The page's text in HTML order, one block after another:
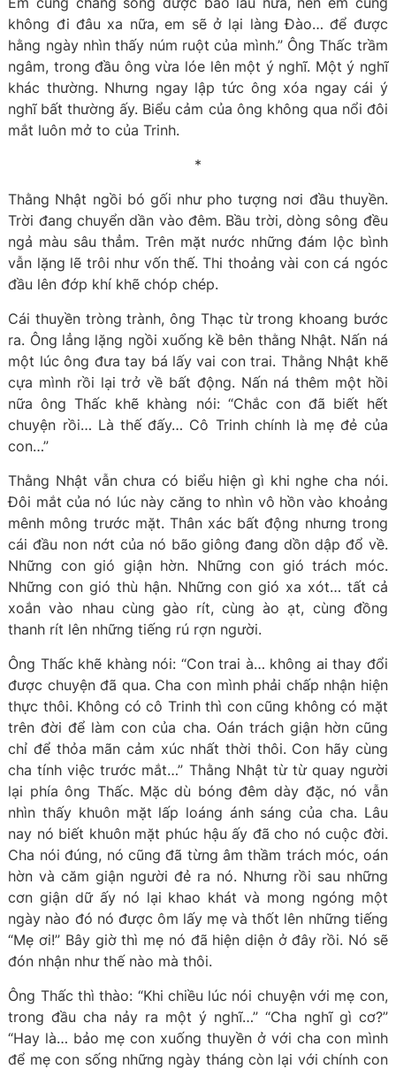
không đi đâu xa nữa, em sẽ ở lại làng Đào… để được
hằng ngày nhìn thấy núm ruột của mình.” Ông Thấc trầm
ngâm, trong đầu ông vừa lóe lên một ý nghĩ. Một ý nghĩ
khác thường. Nhưng ngay lập tức ông xóa ngay cái ý
nghĩ bất thường ấy. Biểu cảm của ông không qua nổi đôi
mắt luôn mở to của Trinh.
*
Thằng Nhật ngồi bó gối như pho tượng nơi đầu thuyền.
Trời đang chuyển dần vào đêm. Bầu trời, dòng sông đều
ngả màu sâu thẳm. Trên mặt nước những đám lộc bình
vẫn lặng lẽ trôi như vốn thế. Thi thoảng vài con cá ngóc
đầu lên đớp khí khẽ chóp chép.
Cái thuyền tròng trành, ông Thạc từ trong khoang bước
ra. Ông lẳng lặng ngồi xuống kề bên thằng Nhật. Nấn ná
một lúc ông đưa tay bá lấy vai con trai. Thằng Nhật khẽ
cựa mình rồi lại trở về bất động. Nấn ná thêm một hồi
nữa ông Thấc khẽ khàng nói: “Chắc con đã biết hết
chuyện rồi… Là thế đấy… Cô Trinh chính là mẹ đẻ của
con…”
Thằng Nhật vẫn chưa có biểu hiện gì khi nghe cha nói.
Đôi mắt của nó lúc này căng to nhìn vô hồn vào khoảng
mênh mông trước mặt. Thân xác bất động nhưng trong
cái đầu non nớt của nó bão giông đang dồn dập đổ về.
Những con gió giận hờn. Những con gió trách móc.
Những con gió thù hận. Những con gió xa xót… tất cả
xoắn vào nhau cùng gào rít, cùng ào ạt, cùng đồng
thanh rít lên những tiếng rú rợn người.
Ông Thấc khẽ khàng nói: “Con trai à… không ai thay đổi
được chuyện đã qua. Cha con mình phải chấp nhận hiện
thực thôi. Không có cô Trinh thì con cũng không có mặt
trên đời để làm con của cha. Oán trách giận hờn cũng
chỉ để thỏa mãn cảm xúc nhất thời thôi. Con hãy cùng
cha tính việc trước mắt…” Thằng Nhật từ từ quay người
lại phía ông Thấc. Mặc dù bóng đêm dày đặc, nó vẫn
nhìn thấy khuôn mặt lấp loáng ánh sáng của cha. Lâu
nay nó biết khuôn mặt phúc hậu ấy đã cho nó cuộc đời.
Cha nói đúng, nó cũng đã từng âm thầm trách móc, oán
hờn và căm giận người đẻ ra nó. Nhưng rồi sau những
cơn giận dữ ấy nó lại khao khát và mong ngóng một
ngày nào đó nó được ôm lấy mẹ và thốt lên những tiếng
“Mẹ ơi!” Bây giờ thì mẹ nó đã hiện diện ở đây rồi. Nó sẽ
đón nhận như thế nào mà thôi.
Ông Thấc thì thào: “Khi chiều lúc nói chuyện với mẹ con,
trong đầu cha nảy ra một ý nghĩ…” “Cha nghĩ gì cơ?”
“Hay là… bảo mẹ con xuống thuyền ở với cha con mình
để mẹ con sống những ngày tháng còn lại với chính con